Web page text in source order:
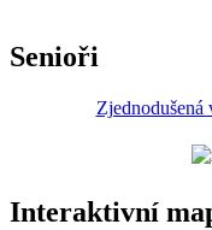
Senioři
Zjednodušená
Interaktivní